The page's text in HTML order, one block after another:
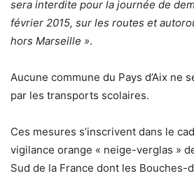
sera interdite pour la journée de
février 2015, sur les routes et
hors Marseille ».
Aucune commune du Pays d’Aix ne
par les transports scolaires.
Ces mesures s’inscrivent dans le
vigilance orange « neige-verglas »
Sud de la France dont les Bouches-